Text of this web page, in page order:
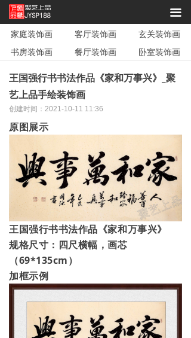
끀
家庭装饰画 客厅装饰画
玄关装饰画
书房装饰画
餐厅装饰画 卧室装饰画
王国强行书书法作品《家和万事兴》_聚
艺上品手绘装饰画
创建时间： 2021-10-11 11:36
原图展示
王国强行书书法作品《家和万事兴》
规格尺寸：四尺横幅，画芯
（69*135cm）
加框示例